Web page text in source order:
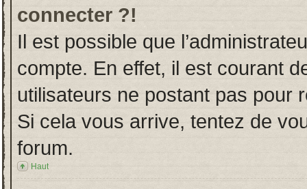
connecter ?!
Il est possible que
compte. En effet, il est courant
utilisateurs ne postant pas pour
Si cela vous arrive, tentez de
forum.
Haut